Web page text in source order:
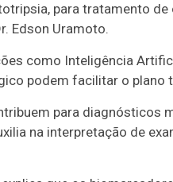
para tratamento
Edson Uramoto.
como Inteligência
podem facilitar o plano
para diagnósticos
na interpretação de